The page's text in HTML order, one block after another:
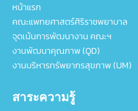
หน้าแรก
คณะแพทยศาสตร์ศิริราชพยาบาล
จุดเน้นการพัฒนางาน คณะฯ
งานพัฒนาคุณภาพ (QD)
งานบริหารทรัพยากรสุขภาพ (UM)
สาระความรู้